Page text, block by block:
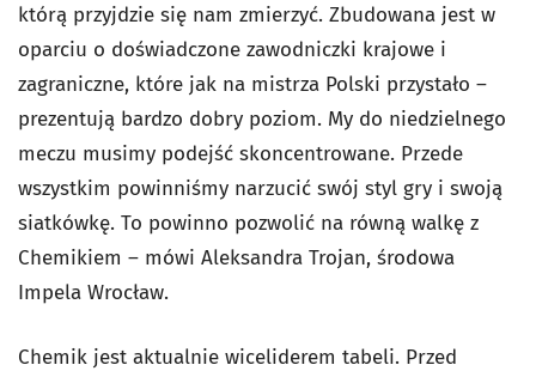
którą przyjdzie się nam zmierzyć. Zbudowana jest w
oparciu o doświadczone zawodniczki krajowe i
zagraniczne, które jak na mistrza Polski przystało –
prezentują bardzo dobry poziom. My do niedzielnego
meczu musimy podejść skoncentrowane. Przede
wszystkim powinniśmy narzucić swój styl gry i swoją
siatkówkę. To powinno pozwolić na równą walkę z
Chemikiem – mówi Aleksandra Trojan, środowa
Impela Wrocław.
Chemik jest aktualnie wiceliderem tabeli. Przed